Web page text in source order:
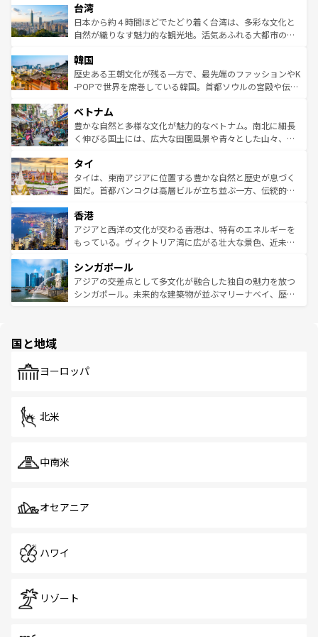
情報は
人々、おいしいローカルフードやハワイアンミュージッ
ク、伝統的なフラダンスなど、すべてがハワイの魅力を彩
っている。訪れるたびに新しい発見と感動が待っているハ
はコンテンツ一覧
リアリーフや大陸中央部にそびえるウルル（エアーズロッ
ク）、タスマニアの美しい原生林やケアンズの熱帯雨林な
ど、見どころがたくさん。また、カフェやワイン、オージ
いる。アクティビティも充実しており、サーフィンやダイ
ビング、ハイキングなど、アウトドア好きにはたまらな
い。オーストラリアの多彩な魅力を存分に味わいつくそ
参照してほしい。
台湾
日本から約４時間ほどでたどり着く台湾は、多彩な文化と
自然が織りなす魅力的な観光地。活気あふれる大都市の台
ン）、静ひつな山岳地帯である台湾東部など、都市の喧騒
と山間の静けさが共存しており、訪れる人に新しい発見と
驚きをもたらしてくれる。また、奥深い台湾の食文化も魅
容にもいいと評判のスイーツなど、バラエティ豊かな料理
が味わえる。 なお、新着の台湾情報は コンテンツ一覧を参
照してほしい。
韓国
歴史ある王朝文化が残る一方で、最先端のファッションやK
-POPで世界を席巻している韓国。首都ソウルの宮殿や伝統
き、地方に足を延ばせば四季折々の自然美を楽しむことが
できる。そして、キムチや焼肉、絶品のストリートフード
まで、さまざまな韓国料理が待っている。夜には、韓国な
リティに包まれながら、韓国の多彩な魅力を心ゆくまで味
わってみてほしい。 なお、新着の韓国情報はコンテンツ一
覧を参照してほしい。
ベトナム
豊かな自然と多様な文化が魅力的なベトナム。南北に細長
く伸びる国土には、広大な田園風景や青々とした山々、世
急速な発展と共に伝統が息づく。ハノイの古い町並みやホ
ーチミン市のフランス統治時代の建物も、独特の雰囲気を
醸し出している。また、バラエティの豊かさとおいしさで
とつ。フォーやバインミー、ベトナムコーヒーなどは、ぜ
ひ現地で味わいたい。どの地域を訪れてもあたたかい人々
が旅行者を迎えてくれるので、きっと忘れられない旅にな
参照してほしい。
タイ
タイは、東南アジアに位置する豊かな自然と歴史が息づく
国だ。首都バンコクは高層ビルが立ち並ぶ一方、伝統的な
の活気が交差している。北部ではチェンマイなどの山岳地
帯で自然と触れ合い、南部ではプーケットやクラビの美し
いビーチでリゾート気分を楽しむことができる。タイ料理
激する。気候は一年中温暖で、どの季節にも異なる楽しみ
が待っている。親しみやすいタイの人々、仏教を中心とし
た文化、そして多様な観光資源が、訪れる旅人を魅了し続
香港
アジアと西洋の文化が交わる香港は、特有のエネルギーを
もっている。ヴィクトリア湾に広がる壮大な景色、近未来
み、どこを訪れても感動するはず。観光スポットが密集し
ており、効率よく見どころを回れるのも魅力。息をのむよ
うな絶景から文化的な体験まで、香港を存分に楽しみ尽く
シンガポール
アジアの交差点として多文化が融合した独自の魅力を放つ
シンガポール。未来的な建築物が並ぶマリーナベイ、歴史
で、ホーカーズは地元の風情を楽しめる外せないスポット
国と地域
ヨーロッパ
北米
中南米
オセアニア
ハワイ
リゾート